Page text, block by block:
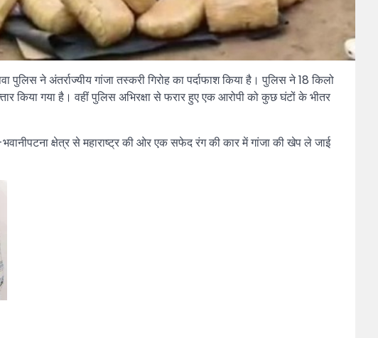
ने अंतर्राज्यीय गांजा तस्करी गिरोह का पर्दाफाश किया है। पुलिस ने 18 किलो
किया गया है। वहीं पुलिस अभिरक्षा से फरार हुए एक आरोपी को कुछ घंटों के भीतर
क्षेत्र से महाराष्ट्र की ओर एक सफेद रंग की कार में गांजा की खेप ले जाई